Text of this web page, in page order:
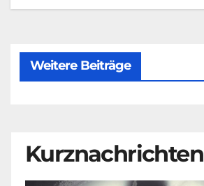
Weitere Beiträge
Kurznachrichten